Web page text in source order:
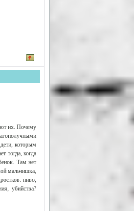
их. Почему
которым
тогда, когда
Там нет
мальчишка,
пиво,
убийства?